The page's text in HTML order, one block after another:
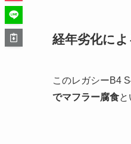
経年劣化に
このレガシーB4
でマフラー腐食